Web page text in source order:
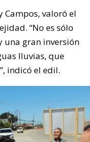
Campos, valoró el
“No es sólo
una gran inversión
lluvias, que
indicó el edil.